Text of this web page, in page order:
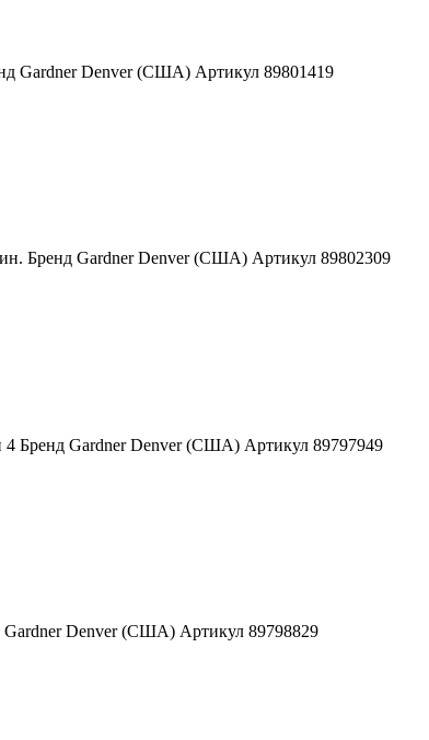
Gardner Denver (США) Артикул 89801419
Бренд Gardner Denver (США) Артикул 89802309
4 Бренд Gardner Denver (США) Артикул 89797949
Gardner Denver (США) Артикул 89798829